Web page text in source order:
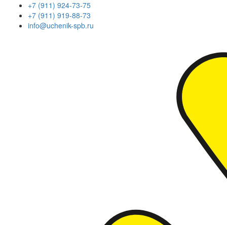
+7 (911) 924-73-75
+7 (911) 919-88-73
info@uchenik-spb.ru